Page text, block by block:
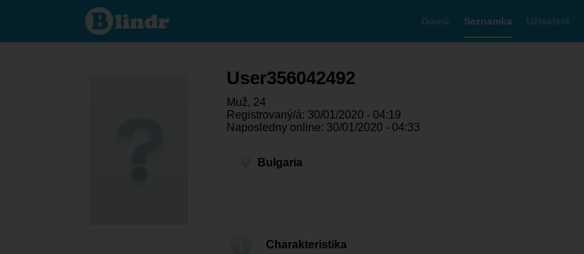
User356042492
- On hledá
někoho
Domů Seznamka Uživatelé
User356042492
Muž, 24
Registrovaný/á: 30/01/2020 - 04:19
Naposledny online: 30/01/2020 - 04:33
Bulgaria
Charakteristika